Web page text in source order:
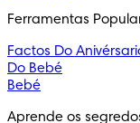
Ferramentas
Factos Do
Do Bebé
Bebé
Aprende os